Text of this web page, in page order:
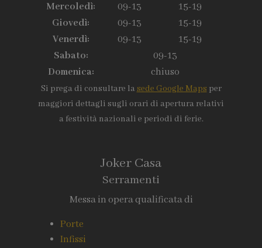
Mercoledì:
09-13
15-19
Giovedì:
09-13
15-19
Venerdì:
09-13
15-19
Sabato:
09-13
Domenica:
chiuso
Si prega di consultare la sede Google Maps per
maggiori dettagli sugli orari di apertura relativi
a festività nazionali e periodi di ferie.
Joker Casa
Serramenti
Messa in opera qualificata di
Porte
Infissi